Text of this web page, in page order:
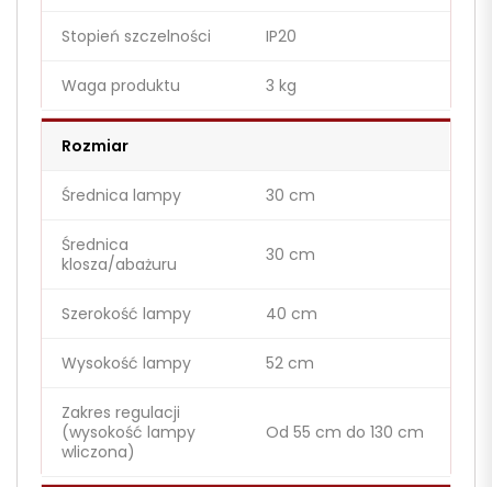
Stopień szczelności IP20
Waga produktu 3 kg
Rozmiar
Średnica lampy 30 cm
Średnica
klosza/abażuru
30 cm
Szerokość lampy 40 cm
Wysokość lampy 52 cm
Zakres regulacji
(wysokość lampy
wliczona)
Od 55 cm do 130 cm